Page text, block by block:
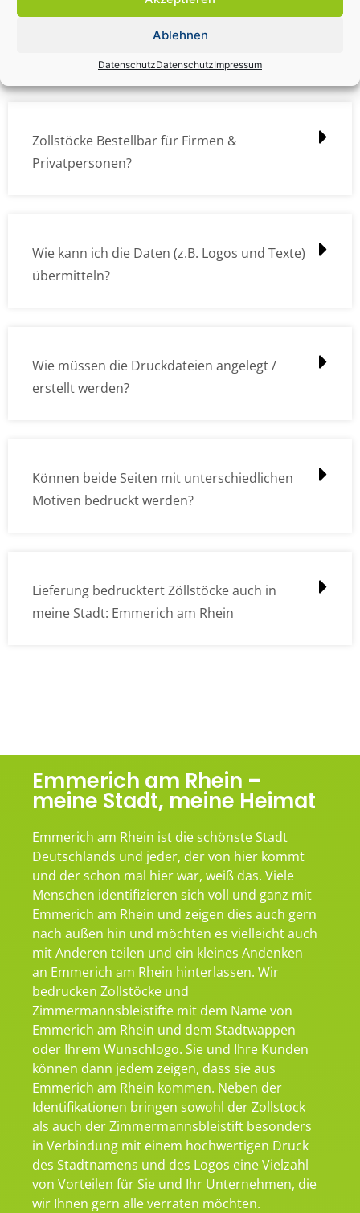
Ablehnen
DatenschutzDatenschutzImpressum
Zollstock Druckdatencheck / Profidatencheck
Zollstöcke Bestellbar für Firmen &
Privatpersonen?
Wie kann ich die Daten (z.B. Logos und Texte)
übermitteln?
Wie müssen die Druckdateien angelegt /
erstellt werden?
Können beide Seiten mit unterschiedlichen
Motiven bedruckt werden?
Lieferung bedrucktert Zöllstöcke auch in
meine Stadt: Emmerich am Rhein
Emmerich am Rhein –
meine Stadt, meine Heimat
Emmerich am Rhein ist die schönste Stadt
Deutschlands und jeder, der von hier kommt
und der schon mal hier war, weiß das. Viele
Menschen identifizieren sich voll und ganz mit
Emmerich am Rhein und zeigen dies auch gern
nach außen hin und möchten es vielleicht auch
mit Anderen teilen und ein kleines Andenken
an Emmerich am Rhein hinterlassen. Wir
bedrucken Zollstöcke und
Zimmermannsbleistifte mit dem Name von
Emmerich am Rhein und dem Stadtwappen
oder Ihrem Wunschlogo. Sie und Ihre Kunden
können dann jedem zeigen, dass sie aus
Emmerich am Rhein kommen. Neben der
Identifikationen bringen sowohl der Zollstock
als auch der Zimmermannsbleistift besonders
in Verbindung mit einem hochwertigen Druck
des Stadtnamens und des Logos eine Vielzahl
von Vorteilen für Sie und Ihr Unternehmen, die
wir Ihnen gern alle verraten möchten.